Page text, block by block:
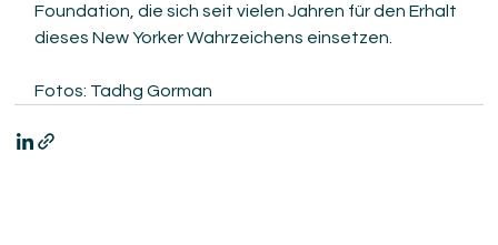
Foundation, die sich seit vielen Jahren für den Erhalt
dieses New Yorker Wahrzeichens einsetzen.
Fotos: Tadhg Gorman